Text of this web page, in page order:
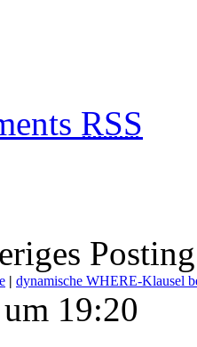
RSS
Posting
| dynamische WHERE-Klausel
19:20